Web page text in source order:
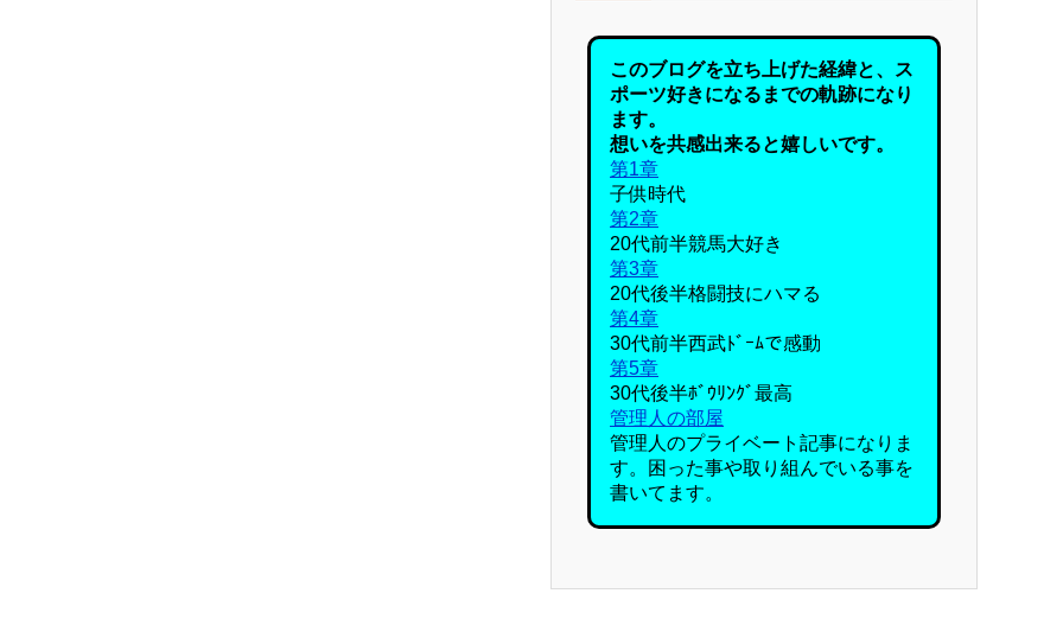
このブログを立ち上げた経緯と、ス
ポーツ好きになるまでの軌跡になり
ます。
想いを共感出来ると嬉しいです。
第1章
子供時代
第2章
20代前半競馬大好き
第3章
20代後半格闘技にハマる
第4章
30代前半西武ﾄﾞｰﾑで感動
第5章
30代後半ﾎﾞｳﾘﾝｸﾞ最高
管理人の部屋
管理人のプライベート記事になりま
す。困った事や取り組んでいる事を
書いてます。